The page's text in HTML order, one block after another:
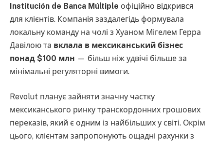
Institución de Banca Múltiple офіційно відкрився
для клієнтів. Компанія заздалегідь формувала
локальну команду на чолі з Хуаном Мігелем Герра
Давілою та вклала в мексиканський бізнес
понад $100 млн — більш ніж удвічі більше за
мінімальні регуляторні вимоги.
Revolut планує зайняти значну частку
мексиканського ринку транскордонних грошових
переказів, який є одним із найбільших у світі. Окрім
цього, клієнтам запропонують ощадні рахунки з